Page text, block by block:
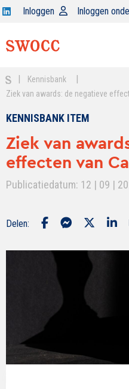
Open
op
Inloggen Inloggen
Kennisbank
Ziek van awards: de negatieve
KENNISBANK ITEM
Ziek van
effecten van
Publicatiedatum: 12 | 09 |
Delen: